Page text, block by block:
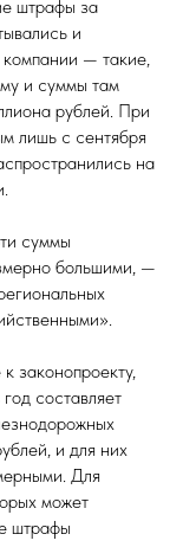
штрафы за
и
— такие,
и суммы там
рублей. При
лишь с сентября
на
суммы
большими, —
законопроекту,
составляет
и для них
Для
может
штрафы